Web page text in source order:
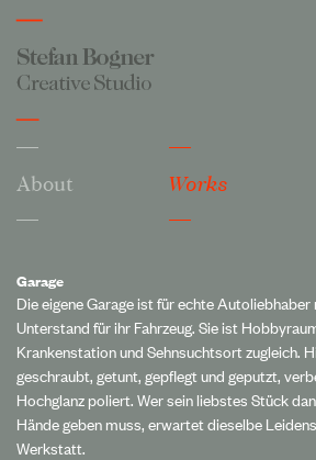
About Works
Garage
Die eigene Garage ist für echte
Unterstand für ihr Fahrzeug. Sie ist
Krankenstation und Sehnsuchtsort zugleich.
geschraubt, getunt, gepflegt und geputzt,
Hochglanz poliert. Wer sein liebstes Stück
Hände geben muss, erwartet dieselbe
Werkstatt.